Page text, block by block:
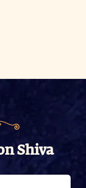
Shiva